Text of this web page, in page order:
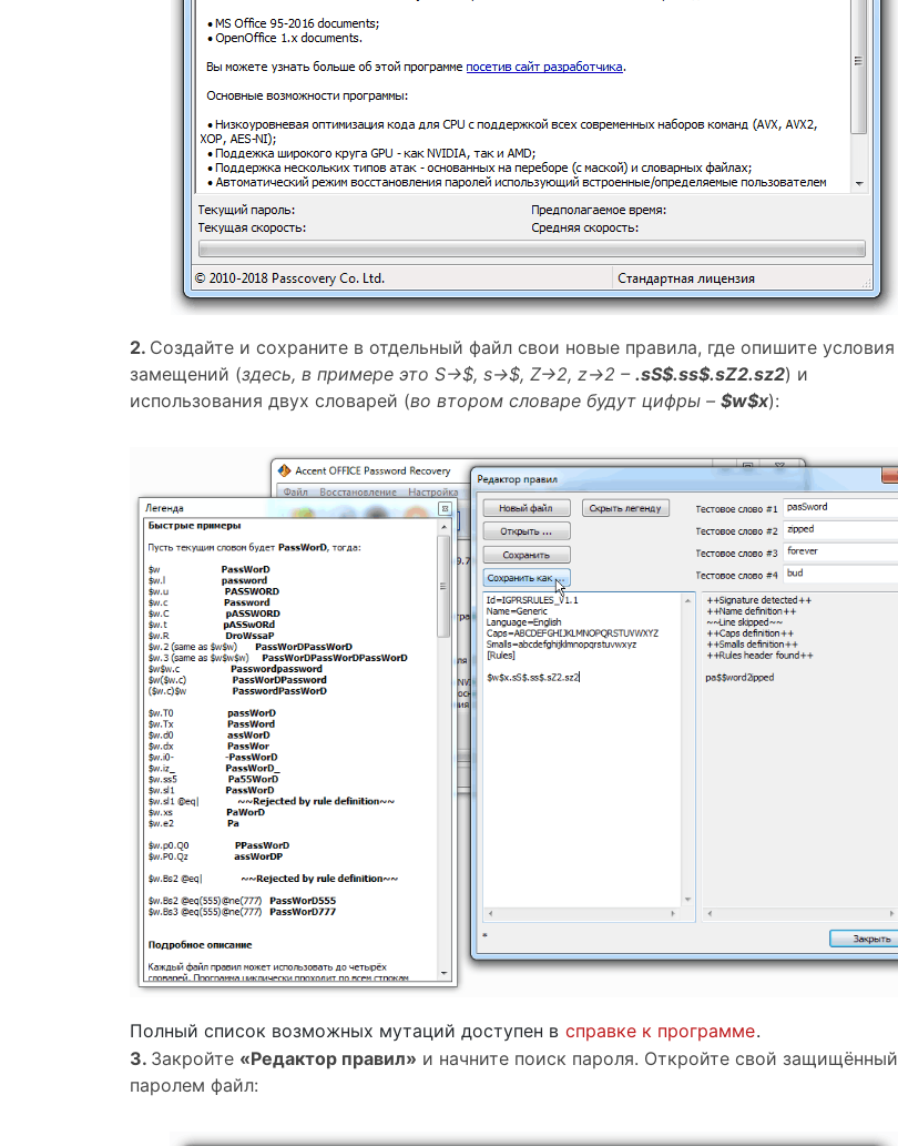
2. Создайте и сохраните в отдельный файл свои новые правила, где опишите условия
замещений (здесь, в примере это S→$, s→$, Z→2, z→2 – .sS$.ss$.sZ2.sz2) и
использования двух словарей (во втором словаре будут цифры – $w$x):
Полный список возможных мутаций доступен в справке к программе.
3. Закройте «Редактор правил» и начните поиск пароля. Откройте свой защищённый
паролем файл: